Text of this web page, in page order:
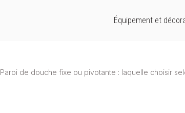
Équipement et
Paroi de douche fixe ou pivotante : laquelle choisir